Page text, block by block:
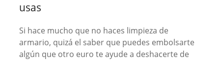
usas
Si hace mucho que no haces limpieza de
armario, quizá el saber que puedes embolsarte
algún que otro euro te ayude a deshacerte de